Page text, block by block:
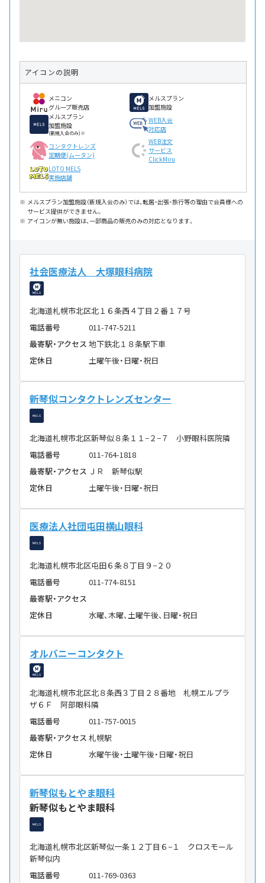
アイコンの説明
メニコン
グループ販売店
メルスプラン
加盟施設
メルスプラン
加盟施設
(新規入会のみ)※
WEB入会
対応店
コンタクトレンズ
定期便(ムータン)
WEB注文
サービス
ClickMiru
LOTO MELS
実施店舗
メルスプラン加盟施設（新規入会のみ）では、転居・出張・旅行等の理由で会員様への
サービス提供ができません。
アイコンが無い施設は、一部商品の販売のみの対応となります。
社会医療法人 大塚眼科病院
北海道札幌市北区北１６条西４丁目２番１７号
電話番号
011-747-5211
最寄駅・アクセス 地下鉄北１８条駅下車
定休日
土曜午後・日曜・祝日
新琴似コンタクトレンズセンター
北海道札幌市北区新琴似８条１１−２−７ 小野眼科医院隣
電話番号
011-764-1818
最寄駅・アクセス ＪＲ 新琴似駅
定休日
土曜午後・日曜・祝日
医療法人社団屯田横山眼科
北海道札幌市北区屯田６条８丁目９−２０
電話番号
011-774-8151
最寄駅・アクセス
定休日
水曜、木曜、土曜午後、日曜・祝日
オルバニーコンタクト
北海道札幌市北区北８条西３丁目２８番地 札幌エルプラ
ザ６Ｆ 阿部眼科隣
電話番号
011-757-0015
最寄駅・アクセス 札幌駅
定休日
水曜午後・土曜午後・日曜・祝日
新琴似もとやま眼科
新琴似もとやま眼科
北海道札幌市北区新琴似一条１２丁目６−１ クロスモール
新琴似内
電話番号
011-769-0363